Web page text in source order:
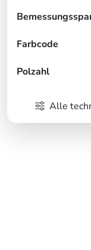
Farbcode
Polzahl
Alle